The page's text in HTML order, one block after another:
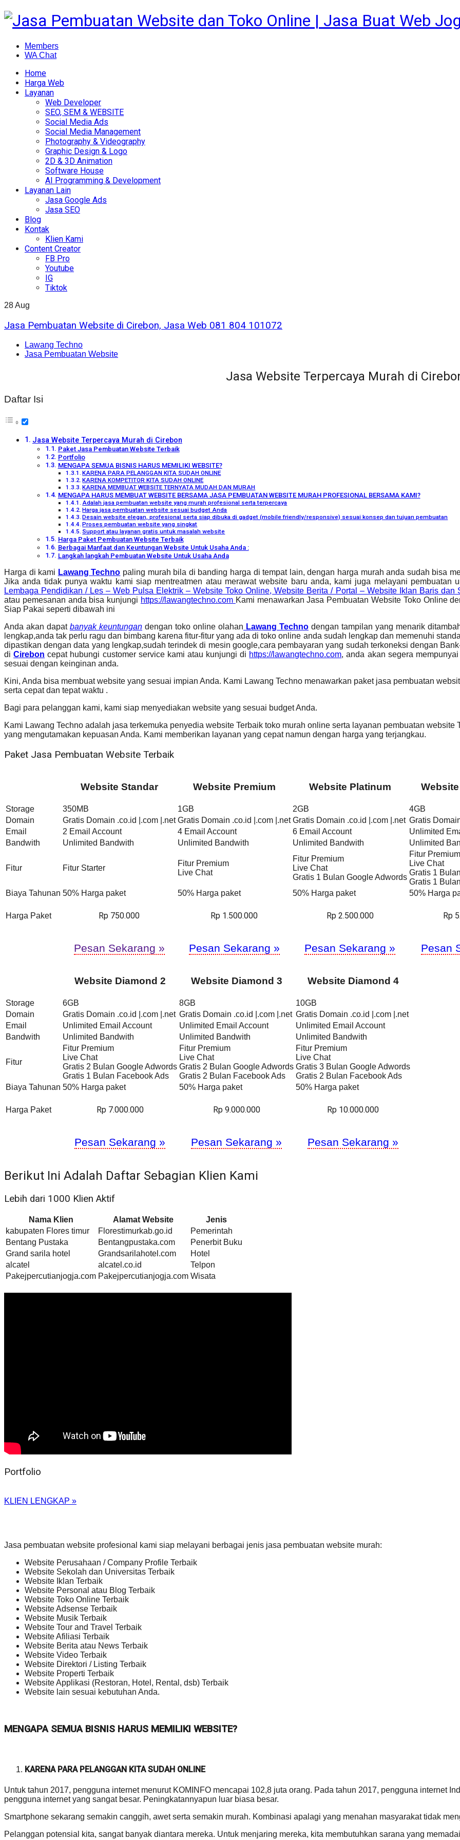
Members
WA Chat
Home
Harga Web
Layanan
Web Developer
SEO, SEM & WEBSITE
Social Media Ads
Social Media Management
Photography & Videography
Graphic Design & Logo
2D & 3D Animation
Software House
AI Programming & Development
Layanan Lain
Jasa Google Ads
Jasa SEO
Blog
Kontak
Klien Kami
Content Creator
FB Pro
Youtube
IG
Tiktok
28Aug
Jasa Pembuatan Website di Cirebon, Jasa Web 081 804 101072
Lawang Techno
Jasa Pembuatan Website
Jasa Website Terpercaya Murah di
Daftar Isi
Jasa Website Terpercaya Murah di Cirebon
Paket Jasa Pembuatan Website Terbaik
Portfolio
MENGAPA SEMUA BISNIS HARUS MEMILIKI WEBSITE?
KARENA PARA PELANGGAN KITA SUDAH ONLINE
KARENA KOMPETITOR KITA SUDAH ONLINE
KARENA MEMBUAT WEBSITE TERNYATA MUDAH DAN MURAH
MENGAPA HARUS MEMBUAT WEBSITE BERSAMA JASA PEMBUATAN WEBSITE MURAH PROFESIONAL BERSAMA KAMI?
Adalah jasa pembuatan website yang murah profesional serta terpercaya
Harga jasa pembuatan website sesuai budget Anda
Desain website elegan, profesional serta siap dibuka di gadget (mobile friendly/responsive) sesuai konsep dan tujuan pembuatan
Proses pembuatan website yang singkat
Support atau layanan gratis untuk masalah website
Harga Paket Pembuatan Website Terbaik
Berbagai Manfaat dan Keuntungan Website Untuk Usaha Anda :
Langkah langkah Pembuatan Website Untuk Usaha Anda
Harga di kami Lawang Techno paling murah bila di banding harga di tempat lain, dengan harga murah anda sudah bisa
Jika anda tidak punya waktu kami siap mentreatmen atau merawat website baru anda, kami juga melayani pembuatan
Lembaga Pendidikan / Les – Web Pulsa Elektrik – Website Toko Online, Website Berita / Portal – Website Iklan Baris
atau pemesanan anda bisa kunjungi https://lawangtechno.com Kami menawarkan Jasa Pembuatan Website Toko Online
Siap Pakai seperti dibawah ini
Anda akan dapat banyak keuntungan dengan toko online olahan Lawang Techno dengan tampilan yang menarik
lengkap,anda tak perlu ragu dan bimbang karena fitur-fitur yang ada di toko online anda sudah lengkap dan memenuhi
dipastikan dengan data yang lengkap,sudah terindek di mesin google,cara pembayaran yang sudah terkoneksi dengan
diCirebon cepat hubungi customer service kami atau kunjungi di https://lawangtechno.com, anda akan segera
sesuai dengan keinginan anda.
Kini, Anda bisa membuat website yang sesuai impian Anda. Kami Lawang Techno menawarkan paket jasa pembuatan
serta cepat dan tepat waktu .
Bagi para pelanggan kami, kami siap menyediakan website yang sesuai budget Anda.
Kami Lawang Techno adalah jasa terkemuka penyedia website Terbaik toko murah online serta layanan pembuatan
yang mengutamakan kepuasan Anda. Kami memberikan layanan yang cepat namun dengan harga yang terjangkau.
Paket Jasa Pembuatan Website Terbaik
Website Standar Website Premium Website Platinum
Storage 350MB 1GB 2GB
4GB
Domain
Gratis Domain .co.id |.com |.net Gratis Domain .co.id |.com |.net Gratis Domain .co.id |.com |.net Gratis
Email
2 Email Account 4 Email Account 6 Email Account
Unlimited
Bandwith
Unlimited Bandwith Unlimited Bandwith Unlimited Bandwith Unlimited
Fitur Fitur Starter
Fitur Premium
Live Chat
Fitur Premium
Live Chat
Gratis 1 Bulan Google Adwords
Fitur Premium
Live Chat
Gratis 1
Gratis 1
Biaya Tahunan 50% Harga paket 50% Harga paket 50% Harga paket 50% Harga
Harga Paket Rp 750.000 Rp 1.500.000 Rp 2.500.000 Rp
Pesan Sekarang » Pesan Sekarang » Pesan Sekarang » Pesan
Website Diamond 2 Website Diamond 3 Website Diamond 4
Storage 6GB 8GB
10GB
Domain
Gratis Domain .co.id |.com |.net Gratis Domain .co.id |.com |.net Gratis Domain .co.id |.com |.net
Email
Unlimited Email Account Unlimited Email Account
Unlimited Email Account
Bandwith
Unlimited Bandwith Unlimited Bandwith Unlimited Bandwith
Fitur
Fitur Premium
Live Chat
Gratis 2 Bulan Google Adwords
Gratis 1 Bulan Facebook Ads
Fitur Premium
Live Chat
Gratis 2 Bulan Google Adwords
Gratis 2 Bulan Facebook Ads
Fitur Premium
Live Chat
Gratis 3 Bulan Google Adwords
Gratis 2 Bulan Facebook Ads
Biaya Tahunan 50% Harga paket 50% Harga paket 50% Harga paket
Harga Paket Rp 7.000.000 Rp 9.000.000 Rp 10.000.000
Pesan Sekarang » Pesan Sekarang » Pesan Sekarang »
Berikut Ini Adalah Daftar Sebagian Klien Kami
Lebih dari 1000 Klien Aktif
Nama Klien Alamat Website
Jenis
kabupaten Flores timur
Florestimurkab.go.id
Pemerintah
Bentang Pustaka
Bentangpustaka.com
Penerbit Buku
Grand sarila hotel
Grandsarilahotel.com
Hotel
alcatel
alcatel.co.id
Telpon
Pakejpercutianjogja.com Pakejpercutianjogja.com Wisata
Portfolio
KLIEN LENGKAP »
Jasa pembuatan website profesional kami siap melayani berbagai jenis jasa pembuatan website murah:
Website Perusahaan / Company Profile Terbaik
Website Sekolah dan Universitas Terbaik
Website Iklan Terbaik
Website Personal atau Blog Terbaik
Website Toko Online Terbaik
Website Adsense Terbaik
Website Musik Terbaik
Website Tour and Travel Terbaik
Website Afiliasi Terbaik
Website Berita atau News Terbaik
Website Video Terbaik
Website Direktori / Listing Terbaik
Website Properti Terbaik
Website Applikasi (Restoran, Hotel, Rental, dsb) Terbaik
Website lain sesuai kebutuhan Anda.
MENGAPA SEMUA BISNIS HARUS MEMILIKI WEBSITE?
KARENA PARA PELANGGAN KITA SUDAH ONLINE
Untuk tahun 2017, pengguna internet menurut KOMINFO mencapai 102,8 juta orang. Pada tahun 2017, pengguna internet
pengguna internet yang sangat besar. Peningkatannyapun luar biasa besar.
Smartphone sekarang semakin canggih, awet serta semakin murah. Kombinasi apalagi yang menahan masyarakat tidak
Pelanggan potensial kita, sangat banyak diantara mereka. Untuk menjaring mereka, kita membutuhkan sarana yang